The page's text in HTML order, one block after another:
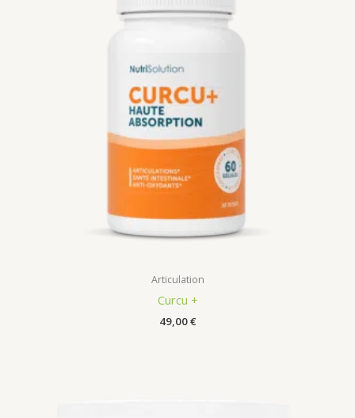
Articulation
Curcu +
49,00€